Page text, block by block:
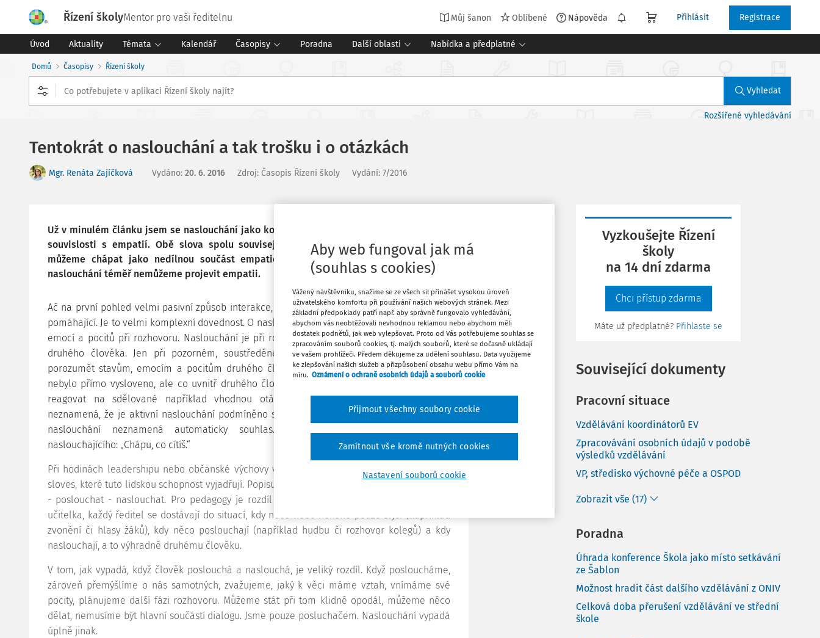
Řízení školyMentor pro vaši ředitelnu Můj šanon Oblíbené Nápověda Přihlásit Registrace
Úvod Aktuality Témata Kalendář Časopisy Poradna Další oblasti Nabídka a předplatné
Domů Časopisy Řízení školy
Vyhledat
Rozšířené vyhledávání
Tentokrát o naslouchání a tak trošku i o otázkách
Mgr. Renáta Zajíčková Vydáno: 20. 6. 2016 Zdroj: Časopis Řízení školy Vydání: 7/2016
Už v minulém článku jsem se naslouchání jako komunikačního nástroje dotkla. Bylo to v
souvislosti s empatií. Obě slova spolu souvisejí, nebo přesněji řečeno, naslouchání
můžeme chápat jako nedílnou součást empatického vnímání druhého člověka. Bez
naslouchání téměř nemůžeme projevit empatii.
Ač na první pohled velmi pasivní způsob interakce, je naslouchání velmi aktivní, užitečné a
pomáhající. Je to velmi komplexní dovednost. O naslouchání se často hovoří jako o zrcadlení
emocí a pocitů při rozhovoru. Naslouchání je při rozhovoru aktivitou, kterou se ladíme na
druhého člověka. Jen při pozorném, soustředěném a trpělivém naslouchání můžeme
porozumět stavům, emocím a pocitům druhého člověka. Často takto i zaregistrujeme, co
nebylo přímo vysloveno, ale co uvnitř druhého člověka probíhá. Jen tak můžeme správně
reagovat na sdělované například vhodnou otázkou či gestem. Samozřejmě to ale
neznamená, že je aktivní naslouchání podmíněno souhlasem s obsahem řečeného. Aktivní
naslouchání neznamená automaticky souhlas. Je to „pouze“ vyjádření vzkazu
naslouchajícího: „Chápu, co cítíš.“
Při hodinách leadershipu nebo občanské výchovy vyzývám studenty k hledání významu tří
sloves, které tuto lidskou schopnost vyjadřují. Popisují rozdíly ve vnímání obsahu slova slyšet
- poslouchat - naslouchat. Pro pedagogy je rozdíl ve významech jistě zřejmý. Každá paní
učitelka, každý ředitel se dostávají do situací, kdy něco nebo někoho pouze slyší (například
zvonění či hlasy žáků), kdy něco poslouchají (například hudbu či rozhovor kolegů) a kdy
naslouchají, a to výhradně druhému člověku.
V tom, jak vypadá, když člověk poslouchá a naslouchá, je veliký rozdíl. Když posloucháme,
zároveň přemýšlíme o nás samotných, zvažujeme, jaký k věci máme vztah, vnímáme své
pocity, plánujeme další fázi rozhovoru. Můžeme stát při tom klidně opodál, můžeme něco
dělat, nemusíme být hlavní součástí dialogu. Jsme pouze posluchačem. Naslouchání vypadá
úplně jinak.
Tisknout
Sdílet
Vyzkoušejte Řízení
školy
na 14 dní zdarma
Chci přístup zdarma
Máte už předplatné? Přihlaste se
Související dokumenty
Pracovní situace
Vzdělávání koordinátorů EV
Zpracovávání osobních údajů v podobě
výsledků vzdělávání
VP, středisko výchovné péče a OSPOD
Zobrazit vše (17)
Poradna
Úhrada konference Škola jako místo setkávání
ze Šablon
Možnost hradit část dalšího vzdělávání z ONIV
Celková doba přerušení vzdělávání ve střední
škole
Aby web fungoval jak má
(souhlas s cookies)
Vážený návštěvníku, snažíme se ze všech sil přinášet vysokou úroveň
uživatelského komfortu při používání našich webových stránek. Mezi
základní předpoklady patří např. aby správně fungovalo vyhledávání,
abychom vás neobtěžovali nevhodnou reklamou nebo abychom měli
dostatek podnětů, jak web vylepšovat. Proto od Vás potřebujeme souhlas se
zpracováním souborů cookies, tj. malých souborů, které se dočasně ukládají
ve vašem prohlížeči. Předem děkujeme za udělení souhlasu. Data využijeme
ke zlepšování našich služeb a přizpůsobení obsahu webu přímo Vám na
míru. Oznámení o ochraně osobních údajů a souborů cookie
Nastavení souborů cookie
Zamítnout vše kromě nutných cookies
Přijmout všechny soubory cookie